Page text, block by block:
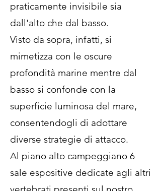
praticamente invisibile sia
dall'alto che dal basso.
Visto da sopra, infatti, si
mimetizza con le oscure
profondità marine mentre dal
basso si confonde con la
superficie luminosa del mare,
consentendogli di adottare
diverse strategie di attacco.
Al piano alto campeggiano 6
sale espositive dedicate agli altri